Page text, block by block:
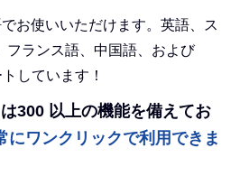
お使いいただけます。英語、ス
フランス語、中国語、および
しています！
300 以上の機能を備えてお
にワンクリックで利用できま